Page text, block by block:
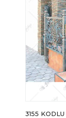
3155